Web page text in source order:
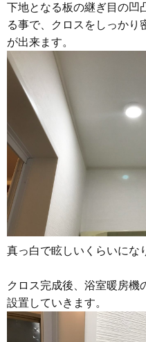
下地となる板の継ぎ目の凹
る事で、クロスをしっかり
が出来ます。
真っ白で眩しいくらいにな
クロス完成後、浴室暖房機
設置していきます。